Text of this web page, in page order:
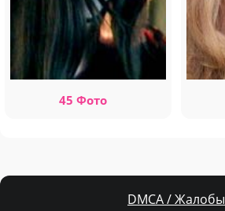
45 Фото
DMCA / Жалобы